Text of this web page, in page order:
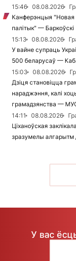
15:46
08.08.2026
Канферэнцыя "Новая
палітык" — Баркоўскі
15:13
08.08.2026
У вайне супраць
500 беларусаў —
15:03
08.08.2026
Дзіця становіцца
нараджэння, калі
грамадзянства —
14:11
08.08.2026
Ціханоўская
зразумелы алгарытм
У вас